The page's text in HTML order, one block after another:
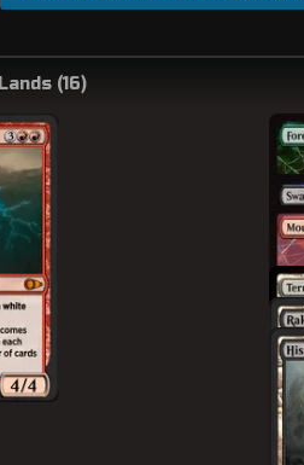
Lands (16)